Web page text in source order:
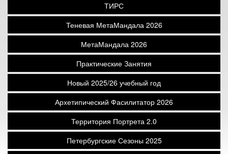
ТИРС
Теневая МетаМандала 2026
МетаМандала 2026
Практические Занятия
Новый 2025/26 учебный год
Архетипический Фасилитатор 2026
Территория Портрета 2.0
Петербургские Сезоны 2025